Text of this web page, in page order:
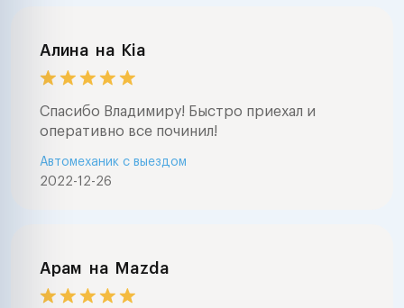
Алина на Kia
Спасибо Владимиру! Быстро приехал и
оперативно все починил!
2022-12-26
Автомеханик с выездом
Арам на Mazda